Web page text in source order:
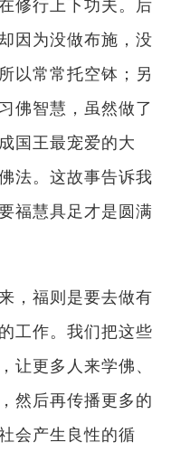
修行上下功夫。后
因为没做布施，没
以常常托空钵；另
佛智慧，虽然做了
国王最宠爱的大
法。这故事告诉我
福慧具足才是圆满
，福则是要去做有
工作。我们把这些
让更多人来学佛、
然后再传播更多的
会产生良性的循